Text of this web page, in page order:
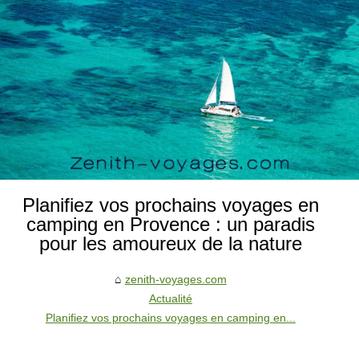
Planifiez vos prochains voyages en
camping en Provence : un paradis
pour les amoureux de la nature
zenith-voyages.com
Actualité
Planifiez vos prochains voyages en camping en...